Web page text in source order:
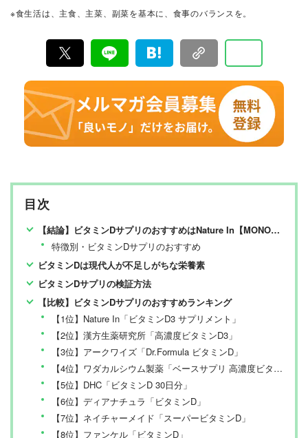
※食生活は、主食、主菜、副菜を基本に、食事のバランスを。
目次
【結論】ビタミンDサプリのおすすめはNature In【MONOQLO検証】
特徴別・ビタミンDサプリのおすすめ
ビタミンDは現代人が不足しがちな栄養素
ビタミンDサプリの検証方法
【比較】ビタミンDサプリのおすすめランキング
【1位】Nature In「ビタミンD3 サプリメント」
【2位】漢方生薬研究所「高濃度ビタミンD3」
【3位】アークワイズ「Dr.Formula ビタミンD」
【4位】ワダカルシウム製薬「ベースサプリ 高濃度ビタミンD3」
【5位】DHC「ビタミンD 30日分」
【6位】ディアナチュラ「ビタミンD」
【7位】ネイチャーメイド「スーパービタミンD」
【8位】ファンケル「ビタミンD」